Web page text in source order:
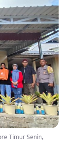
Timur Senin,